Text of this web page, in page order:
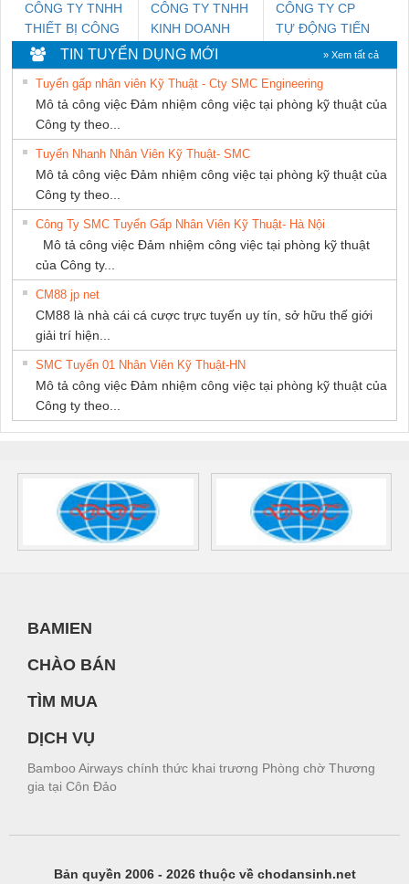
CÔNG TY TNHH
THIẾT BỊ CÔNG
NGHIỆP NIHON
SETSUBI VIỆT
NAM
CÔNG TY TNHH
KINH DOANH
DỊCH VỤ XNK
PHƯƠNG NAM
CÔNG TY CP
TỰ ĐỘNG TIẾN
TIN TUYỂN DỤNG MỚI » Xem tất cả
Tuyển gấp nhân viên Kỹ Thuật - Cty SMC Engineering
Mô tả công việc Đảm nhiệm công việc tại phòng kỹ thuật của
Công ty theo...
Tuyển Nhanh Nhân Viên Kỹ Thuật- SMC
Mô tả công việc Đảm nhiệm công việc tại phòng kỹ thuật của
Công ty theo...
Công Ty SMC Tuyển Gấp Nhân Viên Kỹ Thuật- Hà Nội
Mô tả công việc Đảm nhiệm công việc tại phòng kỹ thuật
của Công ty...
CM88 jp net
CM88 là nhà cái cá cược trực tuyến uy tín, sở hữu thế giới
giải trí hiện...
SMC Tuyển 01 Nhân Viên Kỹ Thuật-HN
Mô tả công việc Đảm nhiệm công việc tại phòng kỹ thuật của
Công ty theo...
BAMIEN
CHÀO BÁN
TÌM MUA
DỊCH VỤ
Bamboo Airways chính thức khai trương Phòng chờ Thương
gia tại Côn Đảo
Bản quyền 2006 - 2026 thuộc về chodansinh.net